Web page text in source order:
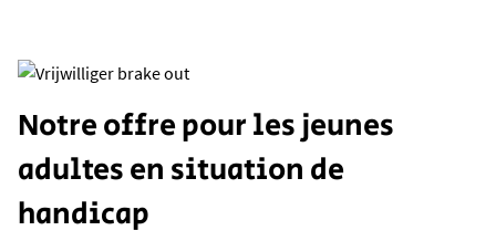
Notre offre pour les jeunes
adultes en situation de
handicap